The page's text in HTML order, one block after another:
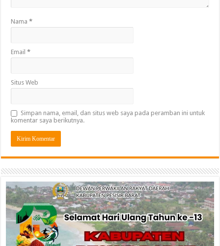
Nama*
Email*
Situs Web
Simpan nama, email, dan situs web saya pada peramban ini untuk
komentar saya berikutnya.